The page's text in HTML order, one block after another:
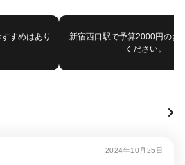
すめはあり
新宿西口駅で予算2000円のお
ください。
2024年10月25日